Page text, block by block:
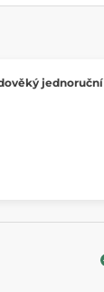
jednoruční